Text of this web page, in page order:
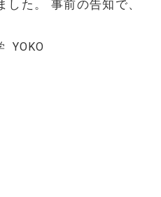
した。 事前の告知で、
YOKO